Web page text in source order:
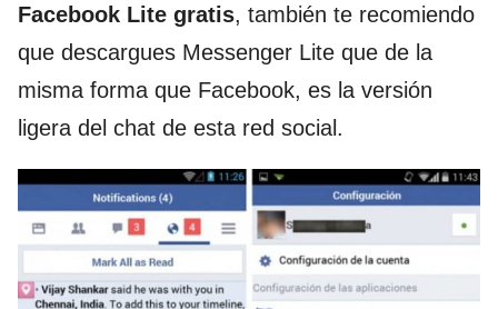
Facebook Lite gratis, también te recomiendo
que descargues Messenger Lite que de la
misma forma que Facebook, es la versión
ligera del chat de esta red social.